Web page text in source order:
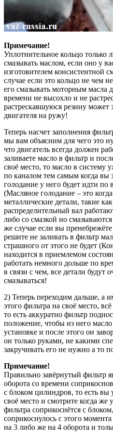
Примечание!
Уплотнительное кольцо только
смазывать маслом, если оно у
изготовителем консистентной
случае если это кольцо не чем
его смазывать моторным масла
времени не высохло и не
растрескавшуюся резину может
двигателя на ружу!
Теперь насчет заполнения
мы вам объясним для чего это
что двигатель всегда должен
заливаете масло в фильтр и
своё место, то масло в систему
по каналом тем самым когда вы
голодание у него будет идти
(Масляное голодание – это
металлические детали, такие
распределительный вал
либо со смазкой но
же случае если вы
решите не заливать в фильтр
страшного от этого не будет
находится в приемлемом
работать немного дольше по
в связи с чем, все детали будут
смазываться!
2) Теперь переходим дальше, а
этого фильтра на своё место,
то есть аккуратно фильтр
положение, чтобы из него
установке и после этого он
он только руками, не какими
закручивать его не нужно а то
Примечание!
Правильно завёрнутый фильтр
оборота со времени
с блоком цилиндров, то есть вы
своё место и смотрите когда же
фильтра соприкоснётся с
соприкоснулось с этого
на 3 либо же на 4 оборота и